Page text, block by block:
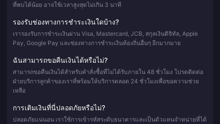
ที่พบได้น้อย อาจใช้เวลาสูงสุดไม่เกิน 3 นาที
รองรับช่องทางการชำระเงินใดบ้าง?
เรารองรับการชำระเงินผ่าน Visa, Mastercard, JCB, สกุลเงินดิจิทัล, Apple
Pay, Google Pay และช่องทางการชำระเงินท้องถิ่นอื่นๆ อีกมากมาย
ฉันสามารถขอคืนเงินได้หรือไม่?
สามารถขอคืนเงินได้สำหรับคำสั่งซื้อที่ไม่ได้รับภายใน 48 ชั่วโมง โปรดติดต่อ
ฝ่ายบริการลูกค้าของเราที่พร้อมให้บริการตลอด 24 ชั่วโมงเพื่อขอความช่วย
เหลือ
การเติมเงินที่นี่ปลอดภัยหรือไม่?
ปลอดภัยแน่นอน เราใช้การเข้ารหัสระดับธนาคารและเป็นตัวแทนจำหน่ายที่ได้